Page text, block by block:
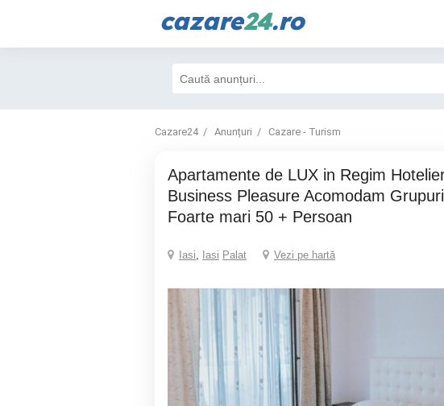
cazare24.ro
Cazare24 Anunțuri Cazare - Turism
Apartamente de LUX in Regim Hotelier
Business Pleasure Acomodam Grupuri
Foarte mari 50 + Persoan
Iasi, Iasi Palat Vezi pe hartă